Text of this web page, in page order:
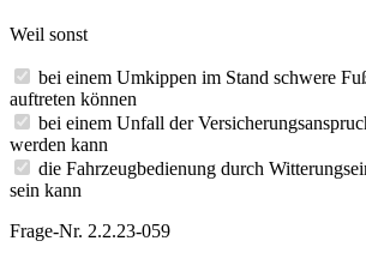
Weil sonst
bei einem Umkippen im Stand schwere
auftreten können
bei einem Unfall der
werden kann
die Fahrzeugbedienung durch
sein kann
Frage-Nr. 2.2.23-059